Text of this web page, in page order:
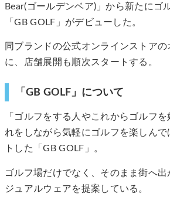
Bear(ゴールデンベア)」から新たにゴ
「GB GOLF」がデビューした。
同ブランドの公式オンラインストアの
に、店舗展開も順次スタートする。
「GB GOLF」について
「ゴルフをする人やこれからゴルフ
れをしながら気軽にゴルフを楽しん
トした「GB GOLF」。
ゴルフ場だけでなく、そのまま街へ
ジュアルウェアを提案している。